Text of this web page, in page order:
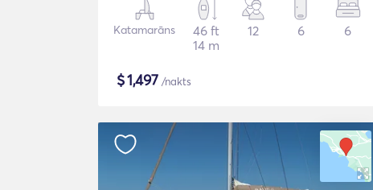
Katamarāns
46 ft
14 m
12 6 6
$1,497 /nakts